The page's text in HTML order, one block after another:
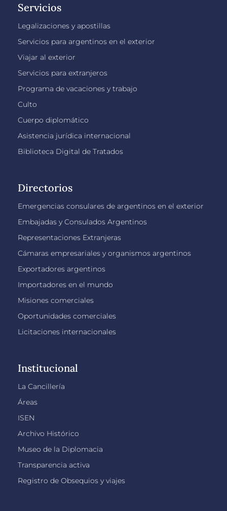
Servicios
Legalizaciones y apostillas
Servicios para argentinos en el exterior
Viajar al exterior
Servicios para extranjeros
Programa de vacaciones y trabajo
Culto
Cuerpo diplomático
Asistencia jurídica internacional
Biblioteca Digital de Tratados
Directorios
Emergencias consulares de argentinos en el exterior
Embajadas y Consulados Argentinos
Representaciones Extranjeras
Cámaras empresariales y organismos argentinos
Exportadores argentinos
Importadores en el mundo
Misiones comerciales
Oportunidades comerciales
Licitaciones internacionales
Institucional
La Cancillería
Áreas
ISEN
Archivo Histórico
Museo de la Diplomacia
Transparencia activa
Registro de Obsequios y viajes